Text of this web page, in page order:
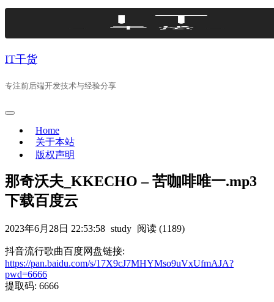
Skip
IT干货
专注前后端开发技术与经验分享
Home
关于本站
版权声明
那奇沃夫_KKECHO – 苦咖啡唯一.mp3
下载百度云
2023年6月28日 22:53:58 study 阅读 (1189)
抖音流行歌曲百度网盘链接:
https://pan.baidu.com/s/17X9cJ7MHYMso9uVxUfmAJA?
pwd=6666
提取码: 6666